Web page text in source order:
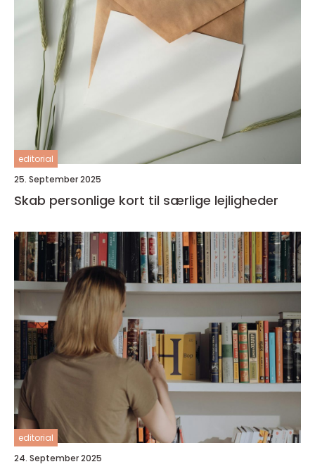
editorial
25. September 2025
Skab personlige kort til særlige lejligheder
editorial
24. September 2025